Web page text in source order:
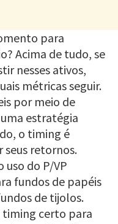
para
Acima de tudo, se
nesses ativos,
métricas seguir.
por meio de
estratégia
o timing é
retornos.
do P/VP
fundos de papéis
de tijolos.
timing certo para